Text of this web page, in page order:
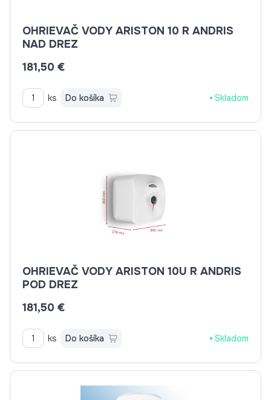
OHRIEVAČ VODY ARISTON 10 R ANDRIS
NAD DREZ
181,50 €
ks Do košíka Skladom
OHRIEVAČ VODY ARISTON 10U R ANDRIS
POD DREZ
181,50 €
ks Do košíka Skladom